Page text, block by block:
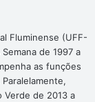
Fluminense (UFF-
de 1997 a
as funções
Verde de 2013 a